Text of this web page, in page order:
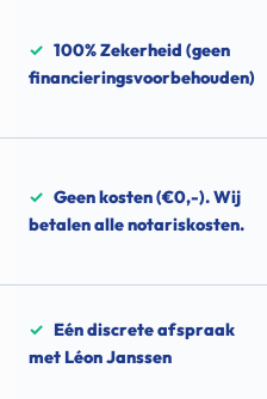
✓ 100% Zekerheid (geen
financieringsvoorbehouden)
✓ Geen kosten (€0,-). Wij
betalen alle notariskosten.
✓ Eén discrete afspraak
met Léon Janssen